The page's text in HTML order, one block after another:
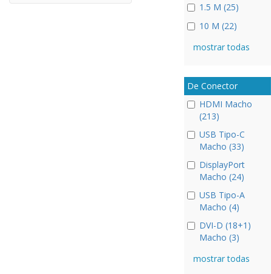
1.5 M (25)
10 M (22)
mostrar todas
De Conector
HDMI Macho
(213)
USB Tipo-C
Macho (33)
DisplayPort
Macho (24)
USB Tipo-A
Macho (4)
DVI-D (18+1)
Macho (3)
mostrar todas